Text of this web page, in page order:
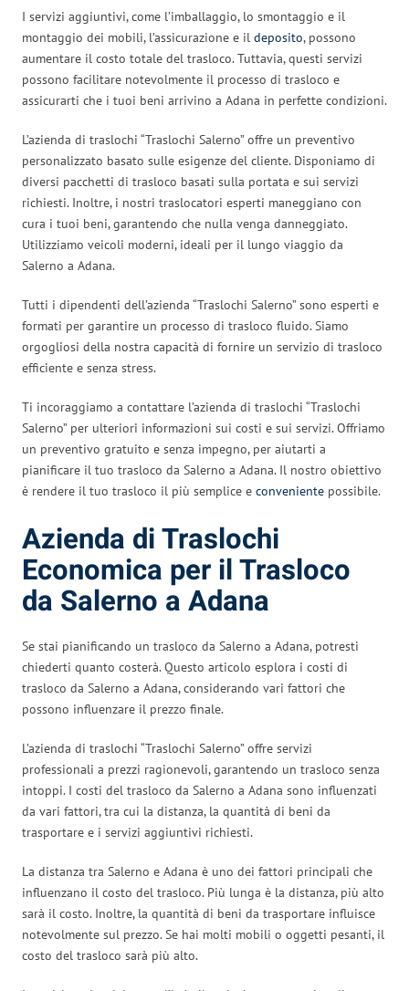
I servizi aggiuntivi, come l’imballaggio, lo smontaggio e il
montaggio dei mobili, l’assicurazione e il deposito, possono
aumentare il costo totale del trasloco. Tuttavia, questi servizi
possono facilitare notevolmente il processo di trasloco e
assicurarti che i tuoi beni arrivino a Adana in perfette condizioni.
L’azienda di traslochi “Traslochi Salerno” offre un preventivo
personalizzato basato sulle esigenze del cliente. Disponiamo di
diversi pacchetti di trasloco basati sulla portata e sui servizi
richiesti. Inoltre, i nostri traslocatori esperti maneggiano con
cura i tuoi beni, garantendo che nulla venga danneggiato.
Utilizziamo veicoli moderni, ideali per il lungo viaggio da
Salerno a Adana.
Tutti i dipendenti dell’azienda “Traslochi Salerno” sono esperti e
formati per garantire un processo di trasloco fluido. Siamo
orgogliosi della nostra capacità di fornire un servizio di trasloco
efficiente e senza stress.
Ti incoraggiamo a contattare l’azienda di traslochi “Traslochi
Salerno” per ulteriori informazioni sui costi e sui servizi. Offriamo
un preventivo gratuito e senza impegno, per aiutarti a
pianificare il tuo trasloco da Salerno a Adana. Il nostro obiettivo
è rendere il tuo trasloco il più semplice e conveniente possibile.
Azienda di Traslochi
Economica per il Trasloco
da Salerno a Adana
Se stai pianificando un trasloco da Salerno a Adana, potresti
chiederti quanto costerà. Questo articolo esplora i costi di
trasloco da Salerno a Adana, considerando vari fattori che
possono influenzare il prezzo finale.
L’azienda di traslochi “Traslochi Salerno” offre servizi
professionali a prezzi ragionevoli, garantendo un trasloco senza
intoppi. I costi del trasloco da Salerno a Adana sono influenzati
da vari fattori, tra cui la distanza, la quantità di beni da
trasportare e i servizi aggiuntivi richiesti.
La distanza tra Salerno e Adana è uno dei fattori principali che
influenzano il costo del trasloco. Più lunga è la distanza, più alto
sarà il costo. Inoltre, la quantità di beni da trasportare influisce
notevolmente sul prezzo. Se hai molti mobili o oggetti pesanti, il
costo del trasloco sarà più alto.